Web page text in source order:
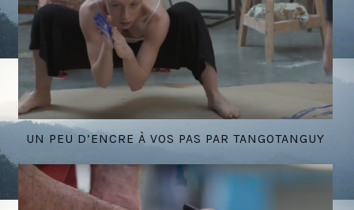
UN PEU D’ENCRE À VOS PAS PAR TANGOTANGUY